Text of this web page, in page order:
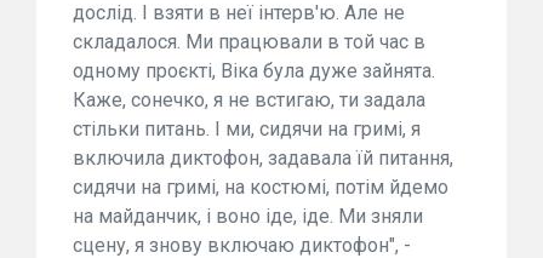
дослід. І взяти в неї інтерв'ю. Але не
складалося. Ми працювали в той час в
одному проєкті, Віка була дуже зайнята.
Каже, сонечко, я не встигаю, ти задала
стільки питань. І ми, сидячи на гримі, я
включила диктофон, задавала їй питання,
сидячи на гримі, на костюмі, потім йдемо
на майданчик, і воно іде, іде. Ми зняли
сцену, я знову включаю диктофон", -